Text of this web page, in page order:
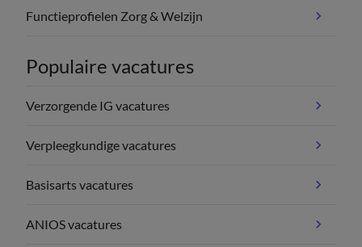
Functieprofielen Zorg & Welzijn
Populaire vacatures
Verzorgende IG vacatures
Verpleegkundige vacatures
Basisarts vacatures
ANIOS vacatures